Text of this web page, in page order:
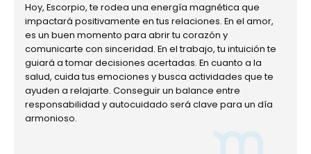
Hoy, Escorpio, te rodea una energía magnética que
impactará positivamente en tus relaciones. En el amor,
es un buen momento para abrir tu corazón y
comunicarte con sinceridad. En el trabajo, tu intuición te
guiará a tomar decisiones acertadas. En cuanto a la
salud, cuida tus emociones y busca actividades que te
ayuden a relajarte. Conseguir un balance entre
responsabilidad y autocuidado será clave para un día
armonioso.